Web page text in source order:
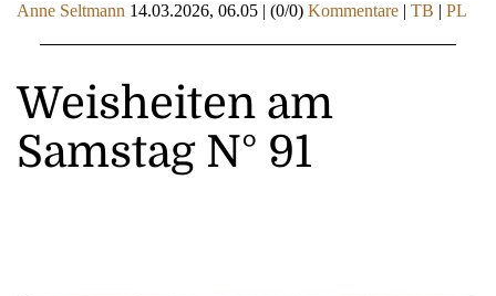
Anne Seltmann 14.03.2026, 06.05 (0/0) Kommentare TB PL
Weisheiten am
Samstag N° 91